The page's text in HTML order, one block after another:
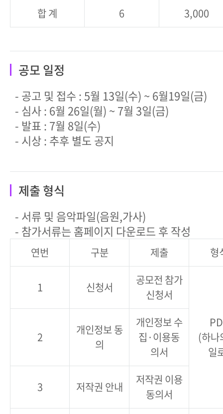
합 계 6 3,000
공모 일정
- 공고 및 접수 : 5월 13일(수) ~ 6월19일(금)
- 심사 : 6월 26일(월) ~ 7월 3일(금)
- 발표 : 7월 8일(수)
- 시상 : 추후 별도 공지
제출 형식
- 서류 및 음악파일(음원,가사)
- 참가서류는 홈페이지 다운로드 후 작성
연번 구분 제출 형
1 신청서
공모전 참가
신청서
(하나
일
2
개인정보 동
의
개인정보 수
집·이용동
의서
3 저작권 안내
저작권 이용
동의서